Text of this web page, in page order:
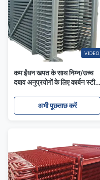
VIDEO
कम ईंधन खपत के साथ निम्न/उच्च
दबाव अनुप्रयोगों के लिए कार्बन स्टील
अभी पूछताछ करें